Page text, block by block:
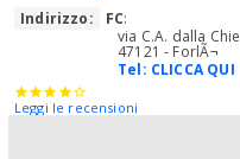
Indirizzo:
FC:
via C.A. dalla
47121 - ForlÃ¬
Tel: CLICCA QUI
Leggi le recensioni